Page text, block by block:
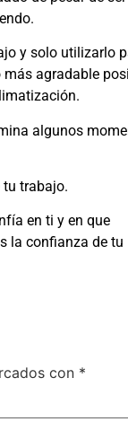
y solo utilizarlo
agradable
algunos
trabajo.
en ti y en que
la confianza de tu
con *